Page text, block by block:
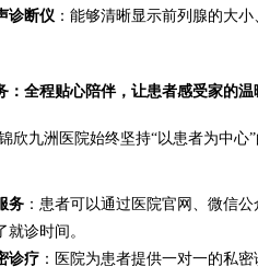
诊断仪：能够清晰显示前列腺的大
：全程贴心陪伴，让患者感受家的温
欣九洲医院始终坚持“以患者为中
务：患者可以通过医院官网、微信
就诊时间。
诊疗：医院为患者提供一对一的私